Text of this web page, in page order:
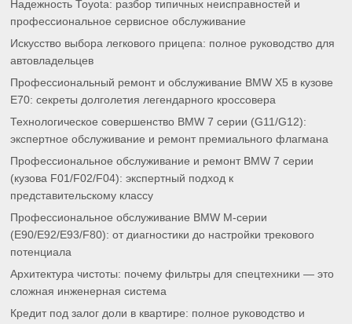
Надежность Toyota: разбор типичных неисправностей и
профессиональное сервисное обслуживание
Искусство выбора легкового прицепа: полное руководство для
автовладельцев
Профессиональный ремонт и обслуживание BMW X5 в кузове
E70: секреты долголетия легендарного кроссовера
Технологическое совершенство BMW 7 серии (G11/G12):
экспертное обслуживание и ремонт премиального флагмана
Профессиональное обслуживание и ремонт BMW 7 серии
(кузова F01/F02/F04): экспертный подход к
представительскому классу
Профессиональное обслуживание BMW M-серии
(E90/E92/E93/F80): от диагностики до настройки трекового
потенциала
Архитектура чистоты: почему фильтры для спецтехники — это
сложная инженерная система
Кредит под залог доли в квартире: полное руководство и